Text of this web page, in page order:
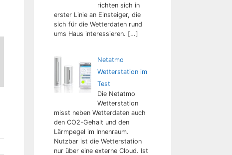
richten sich in
erster Linie an Einsteiger, die
sich für die Wetterdaten rund
ums Haus interessieren. […]
Netatmo
Wetterstation im
Test
Die Netatmo
Wetterstation
misst neben Wetterdaten auch
den CO2-Gehalt und den
Lärmpegel im Innenraum.
Nutzbar ist die Wetterstation
nur über eine externe Cloud. Ist